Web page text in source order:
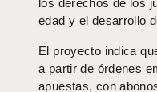
los derechos de los
edad y el desarrollo
El proyecto indica
a partir de órdenes
apuestas, con